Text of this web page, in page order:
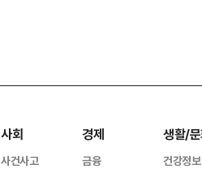
사회
사건사고
경제
금융
생활/
건강정보